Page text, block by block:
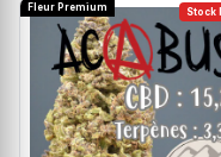
Stock
Fleur Premium